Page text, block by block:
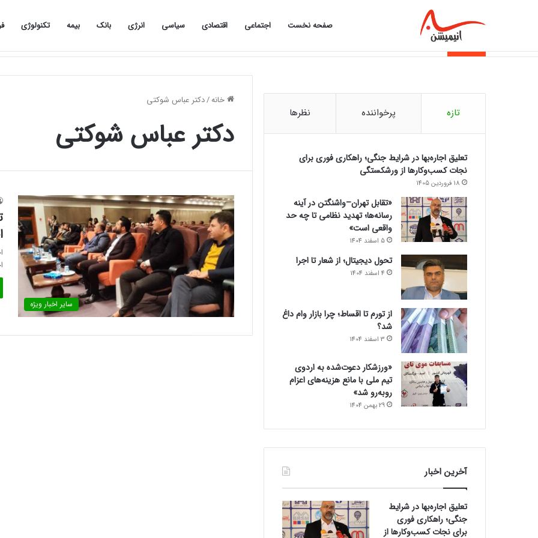
صفحه نخست اجتماعی اقتصادی سیاسی انرژی بانک بیمه تکنولوژی
خبر فوری
از تورم تا اقساط؛ چرا بازار وام داغ شد؟
خانه/دکتر عباس شوکتی
دکتر عباس شوکتی
سایر اخبار ویژه
تازه پرخواننده نظرها
تعلیق اجاره‌بها در شرایط جنگی؛ راهکاری فوری برای
نجات کسب‌وکارها از ورشکستگی
18 فروردین 1405
«تقابل تهران–واشنگتن در آینه
رسانه‌ها؛ تهدید نظامی تا چه حد
واقعی است»
5 اسفند 1404
تحول دیجیتال؛ از شعار تا اجرا
4 اسفند 1404
از تورم تا اقساط؛ چرا بازار وام داغ
شد؟
3 اسفند 1404
«ورزشکار دعوت‌شده به اردوی
تیم ملی با مانع هزینه‌های اعزام
روبه‌رو شد»
29 بهمن 1404
آخرین اخبار
تعلیق اجاره‌بها در شرایط
جنگی؛ راهکاری فوری
برای نجات کسب‌وکارها از